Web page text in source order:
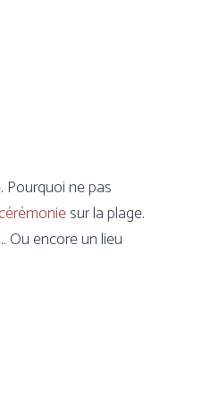
Pourquoi ne pas
sur la plage.
Ou encore un lieu